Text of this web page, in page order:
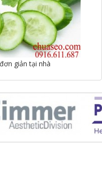
giản tại nhà